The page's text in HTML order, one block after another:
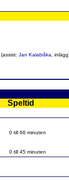
(assist: Jan Kalabiška ,
Speltid
0 till 66 minuten
0 till 45 minuten